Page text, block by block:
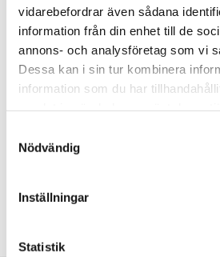
vidarebefordrar även sådana
information från din enhet till de
annons- och analysföretag som vi
Dessa kan i sin tur kombinera
information som du har
Nödvändig
Inställningar
Statistik
Lagerstatus
Artikelnr
skickas
Omdömen